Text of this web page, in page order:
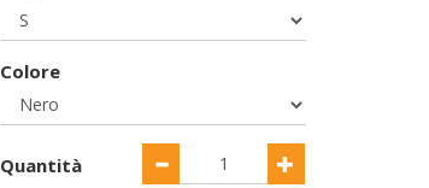
Colore
Quantità